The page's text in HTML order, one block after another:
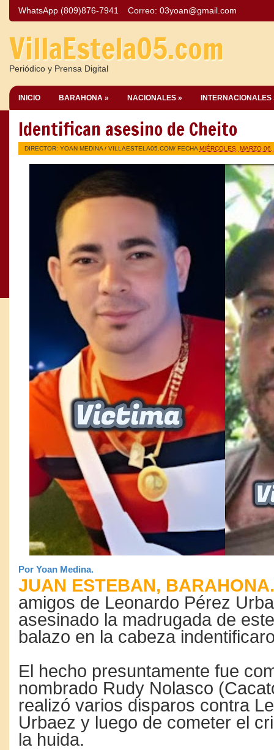
WhatsApp (809)876-7941 Correo: 03yoan@gmail.com
VillaEstela05.com
Periódico y Prensa Digital
INICIO BARAHONA » NACIONALES » INTERNACIONALES
Identifican asesino de Cheito
DIRECTOR: YOAN MEDINA / VILLAESTELA05.COM/ FECHA MIÉRCOLES, MARZO
Por Yoan Medina.
JUAN ESTEBAN,
amigos de Leonardo Pérez
asesinado la madrugada de
balazo en la cabeza
El hecho presuntamente fue
nombrado Rudy Nolasco
realizó varios disparos contra
Urbaez y luego de cometer el
la huida.